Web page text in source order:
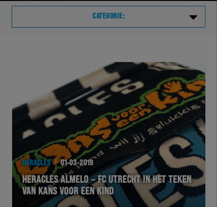
CATEGORIE:
HERVOL
HEREXC
EXCHER
HERACLES 01-03-2019
HERACLES ALMELO – FC UTRECHT IN HET TEKEN
VAN KANS VOOR EEN KIND